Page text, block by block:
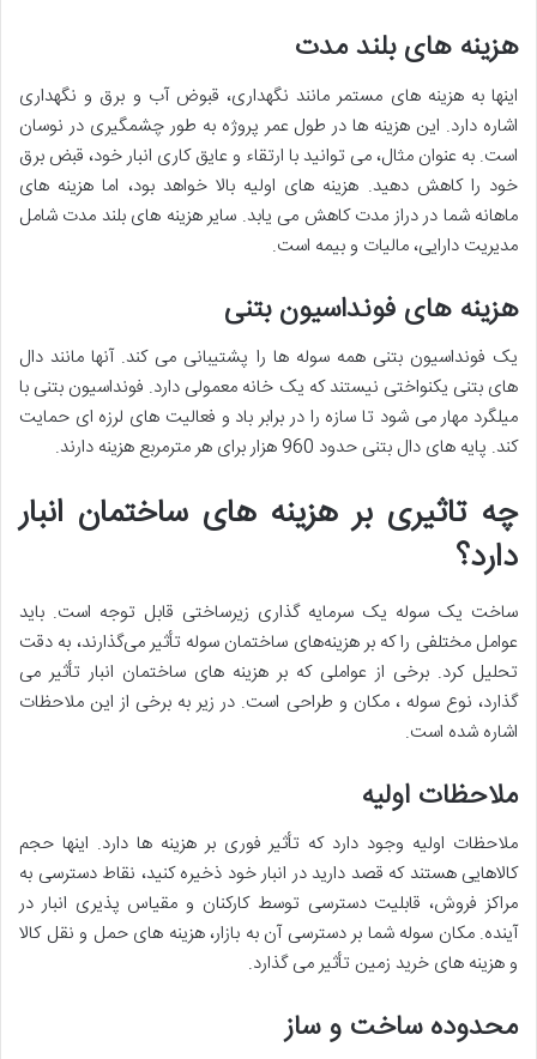
هزینه های بلند مدت
اینها به هزینه های مستمر مانند نگهداری، قبوض آب و برق و نگهداری
اشاره دارد. این هزینه ها در طول عمر پروژه به طور چشمگیری در نوسان
است. به عنوان مثال، می توانید با ارتقاء و عایق کاری انبار خود، قبض برق
خود را کاهش دهید. هزینه های اولیه بالا خواهد بود، اما هزینه های
ماهانه شما در دراز مدت کاهش می یابد. سایر هزینه های بلند مدت شامل
مدیریت دارایی، مالیات و بیمه است.
هزینه های فونداسیون بتنی
یک فونداسیون بتنی همه سوله ها را پشتیبانی می کند. آنها مانند دال
های بتنی یکنواختی نیستند که یک خانه معمولی دارد. فونداسیون بتنی با
میلگرد مهار می شود تا سازه را در برابر باد و فعالیت های لرزه ای حمایت
کند. پایه های دال بتنی حدود 960 هزار برای هر مترمربع هزینه دارند.
چه تاثیری بر هزینه های ساختمان انبار
دارد؟
ساخت یک سوله یک سرمایه گذاری زیرساختی قابل توجه است. باید
عوامل مختلفی را که بر هزینه‌های ساختمان سوله تأثیر می‌گذارند، به دقت
تحلیل کرد. برخی از عواملی که بر هزینه های ساختمان انبار تأثیر می
گذارد، نوع سوله ، مکان و طراحی است. در زیر به برخی از این ملاحظات
اشاره شده است.
ملاحظات اولیه
ملاحظات اولیه وجود دارد که تأثیر فوری بر هزینه ها دارد. اینها حجم
کالاهایی هستند که قصد دارید در انبار خود ذخیره کنید، نقاط دسترسی به
مراکز فروش، قابلیت دسترسی توسط کارکنان و مقیاس پذیری انبار در
آینده. مکان سوله شما بر دسترسی آن به بازار، هزینه های حمل و نقل کالا
و هزینه های خرید زمین تأثیر می گذارد.
محدوده ساخت و ساز